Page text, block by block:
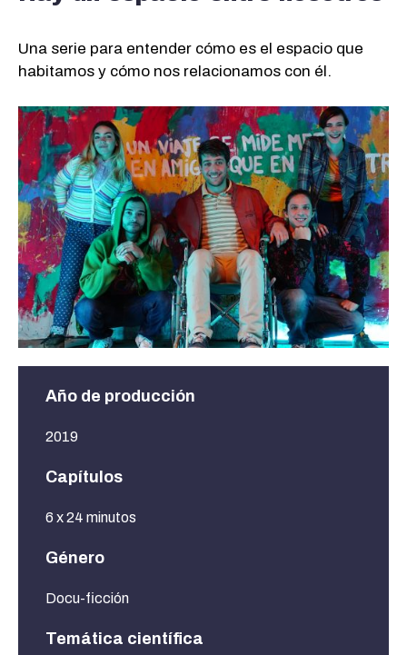
Una serie para entender cómo es el espacio que
habitamos y cómo nos relacionamos con él.
Año de producción
2019
Capítulos
6 x 24 minutos
Género
Docu-ficción
Temática científica